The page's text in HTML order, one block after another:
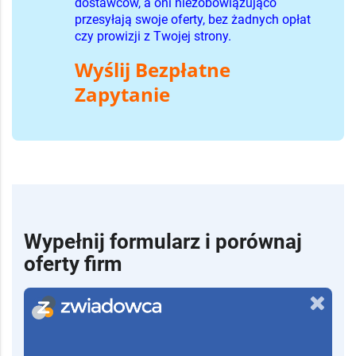
przesyłają swoje oferty, bez żadnych opłat
czy prowizji z Twojej strony.
Wyślij Bezpłatne
Zapytanie
Wypełnij formularz i porównaj
oferty firm